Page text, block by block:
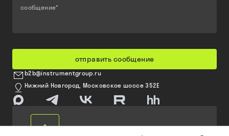
сообщение*
отправить сообщение
b2b@instrumentgroup.ru
Нижний Новгород, Московское шоссе 352Е